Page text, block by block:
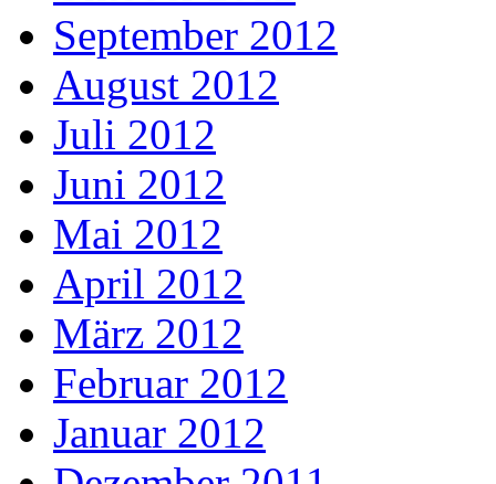
September 2012
August 2012
Juli 2012
Juni 2012
Mai 2012
April 2012
März 2012
Februar 2012
Januar 2012